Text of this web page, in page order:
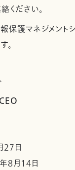
ください。
保護マネジメント
。
27日
8月14日